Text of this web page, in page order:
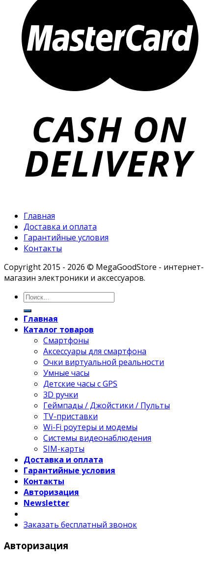
Главная
Доставка и оплата
Гарантийные условия
Контакты
Copyright 2015 - 2026 © MegaGoodStore - интернет-
магазин электроники и аксессуаров.
Главная
Каталог товаров
Смартфоны
Аксессуары для смартфона
Очки виртуальной реальности
Умные часы
Детские часы с GPS
3D ручки
Геймпады / Джойстики / Пульты
TV-приставки
Wi-Fi роутеры и модемы
Системы видеонаблюдения
SIM-карты
Доставка и оплата
Гарантийные условия
Контакты
Авторизация
Newsletter
Заказать бесплатный звонок
Авторизация